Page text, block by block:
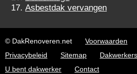
Asbestdak vervangen
© DakRenoveren.net Voorwaarden
Privacybeleid
Sitemap Dakwerkers
U bent dakwerker
Contact